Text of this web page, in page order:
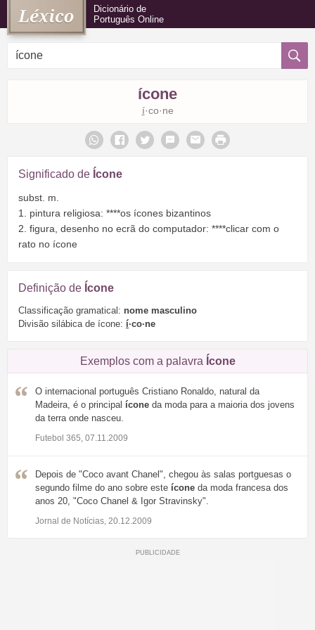
Dicionário de
Português Online
ícone
í·co·ne
Significado de Ícone
subst. m.
1. pintura religiosa: ****os ícones bizantinos
2. figura, desenho no ecrã do computador: ****clicar com o
rato no ícone
Definição de Ícone
Classificação gramatical: nome masculino
Divisão silábica de ícone: í·co·ne
Exemplos com a palavra Ícone
O internacional português Cristiano Ronaldo, natural da
Madeira, é o principal ícone da moda para a maioria dos jovens
da terra onde nasceu.
Futebol 365, 07.11.2009
Depois de "Coco avant Chanel", chegou às salas portguesas o
segundo filme do ano sobre este ícone da moda francesa dos
anos 20, "Coco Chanel & Igor Stravinsky".
Jornal de Notícias, 20.12.2009